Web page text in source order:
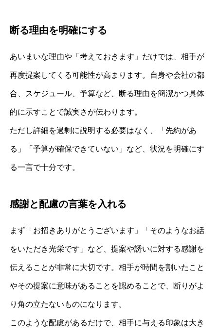
断る理由を明確にする
あいまいな理由や「考えておきます」だけでは、相手が
再度提案してくる可能性が高まります。自身や会社の都
合、スケジュール、予算など、断る理由を簡潔かつ具体
的に示すことで誠実さが伝わります。
ただし詳細を過剰に説明する必要はなく、「先約があ
る」「予算が確保できていない」など、状況を明確にす
る一言で十分です。
感謝と配慮の言葉を入れる
まず「お招きありがとうございます」「そのようなお話
をいただき光栄です」など、提案や誘いに対する感謝を
伝えることが非常に大切です。相手が時間を割いたこと
やその提案に意味があることを認めることで、断りがよ
り角の立たないものになります。
このような配慮があるだけで、相手に与える印象は大き